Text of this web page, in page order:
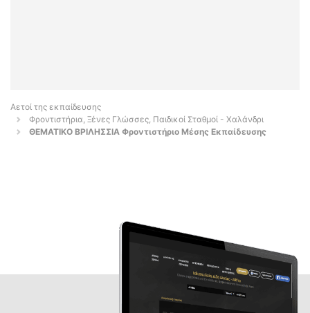
Αετοί της εκπαίδευσης
Φροντιστήρια, Ξένες Γλώσσες, Παιδικοί Σταθμοί - Χαλάνδρι
ΘΕΜΑΤΙΚΟ ΒΡΙΛΗΣΣΙΑ Φροντιστήριο Μέσης Εκπαίδευσης